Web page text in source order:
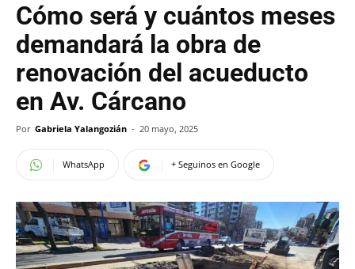
Cómo será y cuántos meses
demandará la obra de
renovación del acueducto
en Av. Cárcano
Por Gabriela Yalangozián - 20 mayo, 2025
WhatsApp + Seguinos en Google